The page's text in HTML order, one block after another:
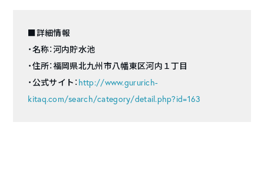
■詳細情報
・名称：河内貯水池
・住所：福岡県北九州市八幡東区河内１丁目
・公式サイト： http://www.gururich-
kitaq.com/search/category/detail.php?id=163